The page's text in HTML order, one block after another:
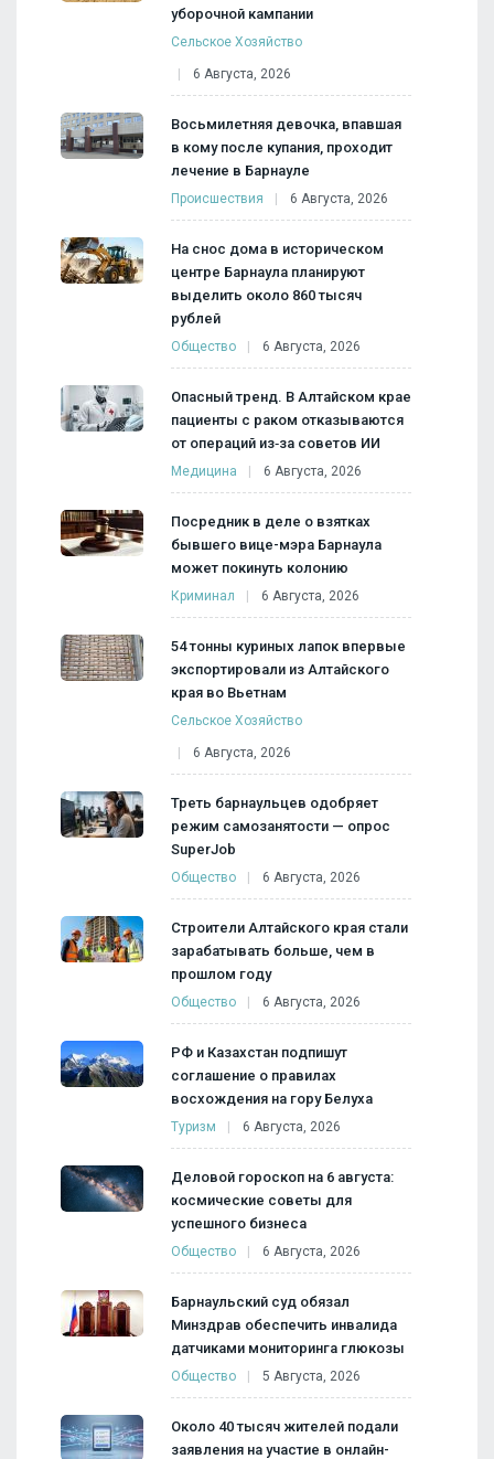
уборочной кампании
Сельское Хозяйство
6 Августа, 2026
Восьмилетняя девочка, впавшая
в кому после купания, проходит
лечение в Барнауле
Происшествия 6 Августа, 2026
На снос дома в историческом
центре Барнаула планируют
выделить около 860 тысяч
рублей
Общество 6 Августа, 2026
Опасный тренд. В Алтайском крае
пациенты с раком отказываются
от операций из‑за советов ИИ
Медицина 6 Августа, 2026
Посредник в деле о взятках
бывшего вице-мэра Барнаула
может покинуть колонию
Криминал 6 Августа, 2026
54 тонны куриных лапок впервые
экспортировали из Алтайского
края во Вьетнам
Сельское Хозяйство
6 Августа, 2026
Треть барнаульцев одобряет
режим самозанятости — опрос
SuperJob
Общество 6 Августа, 2026
Строители Алтайского края стали
зарабатывать больше, чем в
прошлом году
Общество 6 Августа, 2026
РФ и Казахстан подпишут
соглашение о правилах
восхождения на гору Белуха
Туризм 6 Августа, 2026
Деловой гороскоп на 6 августа:
космические советы для
успешного бизнеса
Общество 6 Августа, 2026
Барнаульский суд обязал
Минздрав обеспечить инвалида
датчиками мониторинга глюкозы
Общество 5 Августа, 2026
Около 40 тысяч жителей подали
заявления на участие в онлайн-